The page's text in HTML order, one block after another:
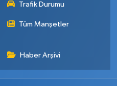
Trafik Durumu
Tüm Manşetler
Haber Arşivi